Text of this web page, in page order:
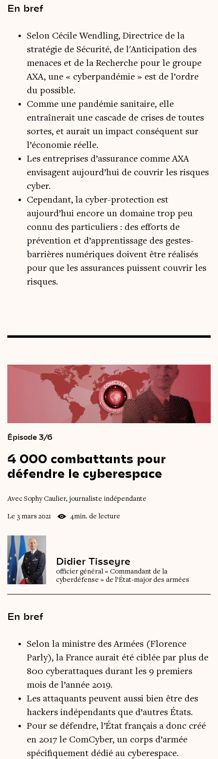
En bref
Selon Cécile Wendling, Directrice de la
stratégie de Sécurité, de l'Anticipation des
menaces et de la Recherche pour le groupe
AXA, une « cyberpandémie » est de l’ordre
du possible.
Comme une pandémie sanitaire, elle
entraînerait une cascade de crises de toutes
sortes, et aurait un impact conséquent sur
l’économie réelle.
Les entreprises d’assurance comme AXA
envisagent aujourd’hui de couvrir les risques
cyber.
Cependant, la cyber-protection est
aujourd’hui encore un domaine trop peu
connu des particuliers : des efforts de
prévention et d’apprentissage des gestes-
barrières numériques doivent être réalisés
pour que les assurances puissent couvrir les
risques.
Épisode 3/6
4 000 combattants pour
défendre le cyberespace
Avec Sophy Caulier, journaliste indépendante
Le 3 mars 2021 4min. de lecture
Didier Tisseyre
officier général « Commandant de la
cyberdéfense » de l’État-major des armées
En bref
Selon la ministre des Armées (Florence
Parly), la France aurait été ciblée par plus de
800 cyberattaques durant les 9 premiers
mois de l’année 2019.
Les attaquants peuvent aussi bien être des
hackers indépendants que d’autres États.
Pour se défendre, l’État français a donc créé
en 2017 le ComCyber, un corps d’armée
spécifiquement dédié au cyberespace.